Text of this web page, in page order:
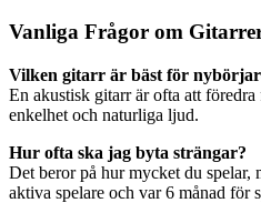
Vanliga Frågor om
Vilken gitarr är bäst för
En akustisk gitarr är ofta att
enkelhet och naturliga ljud.
Hur ofta ska jag byta strängar?
Det beror på hur mycket du
aktiva spelare och var 6 månad för